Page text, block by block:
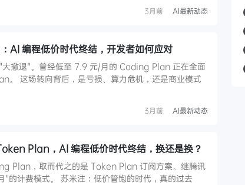
3月前 AI最新动态
AI 编程低价时代终结，开发者如何应对
撤退"。曾经低至 7.9 元/月的 Coding Plan 正在全面
。 这场转向背后，是亏损、算力危机，还是商业模式
3月前 AI最新动态
Plan，AI 编程低价时代终结，换还是换？
Plan，取而代之的是 Token Plan 订阅方案。继腾讯
的计费模式。 苏米注：低价管饱的时代，真的过去